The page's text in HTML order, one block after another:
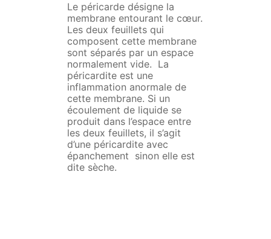
Le péricarde désigne la
membrane entourant le cœur.
Les deux feuillets qui
composent cette membrane
sont séparés par un espace
normalement vide. La
péricardite est une
inflammation anormale de
cette membrane. Si un
écoulement de liquide se
produit dans l’espace entre
les deux feuillets, il s’agit
d’une péricardite avec
épanchement sinon elle est
dite sèche.